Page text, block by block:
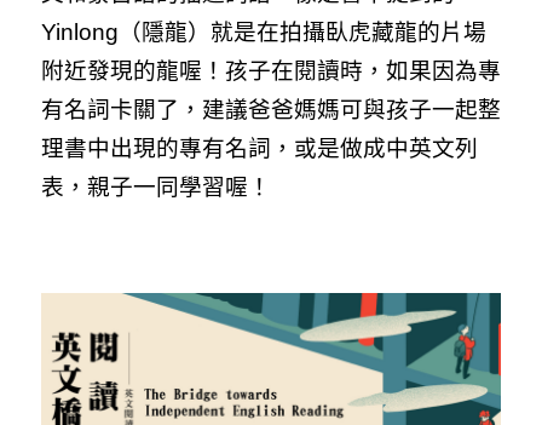
Yinlong（隱龍）就是在拍攝臥虎藏龍的片場
附近發現的龍喔！孩子在閱讀時，如果因為專
有名詞卡關了，建議爸爸媽媽可與孩子一起整
理書中出現的專有名詞，或是做成中英文列
表，親子一同學習喔！